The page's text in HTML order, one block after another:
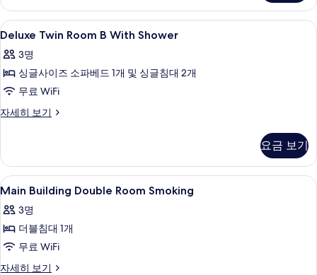
세
히
보
Deluxe
Twin
Room
B
With
Shower
모
두
보
기
객실 내 금고, 책상, 암막 커튼, 무료 WiFi
5
Deluxe Twin Room B With Shower
3명
싱글사이즈 소파베드 1개 및 싱글침대 2개
무료 WiFi
자세히 보기
Deluxe
With
Shower
자
히
보
요금 보기
Main
Building
Double
Room
Smoking
사
객실 내 금고, 책상, 암막 커튼, 무료 WiFi
1
Main Building Double Room Smoking
3명
더블침대 1개
무료 WiFi
자세히 보기
Main